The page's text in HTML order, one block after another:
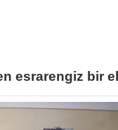
esrarengiz bir